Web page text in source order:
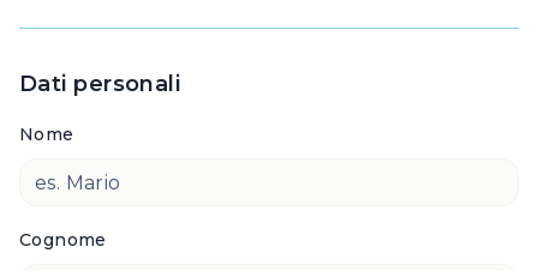
Dati personali
Nome
Cognome